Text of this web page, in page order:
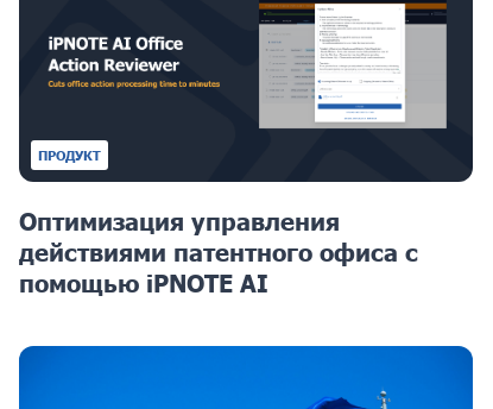
ПРОДУКТ
Оптимизация управления
действиями патентного офиса с
помощью iPNOTE AI